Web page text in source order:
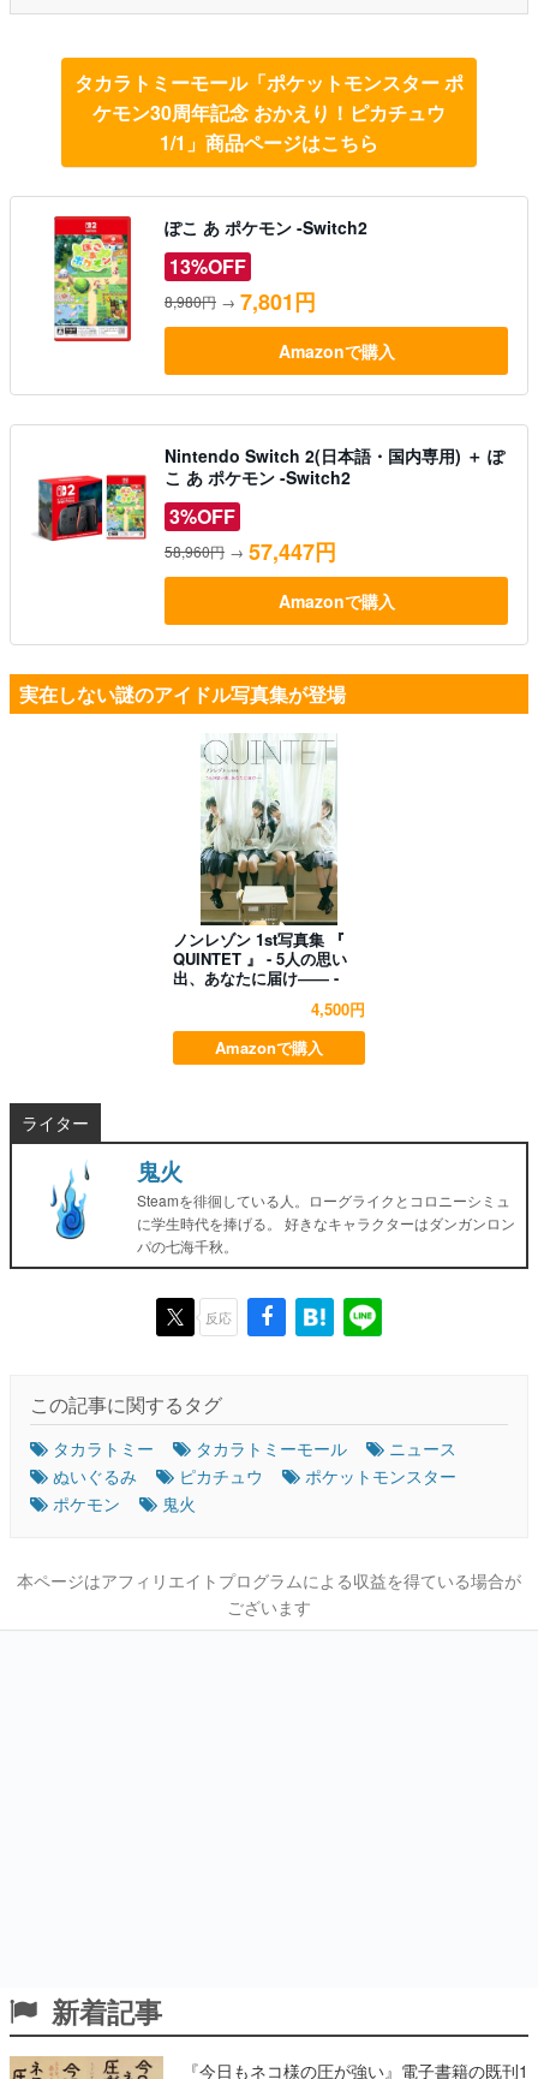
タカラトミーモール「ポケットモンスター ポ
ケモン30周年記念 おかえり！ピカチュウ
1/1」商品ページはこちら
ぽこ あ ポケモン -Switch2
13%OFF
8,980円 → 7,801円
Amazonで購入
Nintendo Switch 2(日本語・国内専用) ＋ ぽ
こ あ ポケモン -Switch2
3%OFF
58,960円 → 57,447円
Amazonで購入
実在しない謎のアイドル写真集が登場
ノンレゾン 1st写真集 『
QUINTET 』 - 5人の思い
出、あなたに届け―― -
4,500円
Amazonで購入
ライター
鬼火
Steamを徘徊している人。ローグライクとコロニーシミュ
に学生時代を捧げる。 好きなキャラクターはダンガンロン
パの七海千秋。
反応
この記事に関するタグ
タカラトミー タカラトミーモール
ニュース
ぬいぐるみ
ピカチュウ
ポケットモンスター
ポケモン
鬼火
本ページはアフィリエイトプログラムによる収益を得ている場合が
ございます
新着記事
『今日もネコ様の圧が強い』電子書籍の既刊1